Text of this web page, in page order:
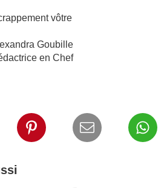
vôtre
Goubille
en Chef